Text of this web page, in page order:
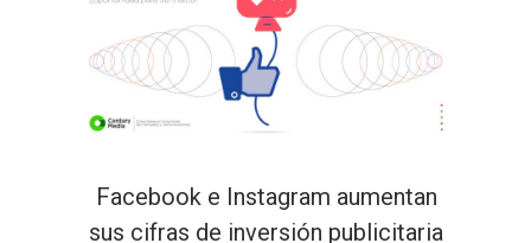
Facebook e Instagram aumentan
sus cifras de inversión publicitaria